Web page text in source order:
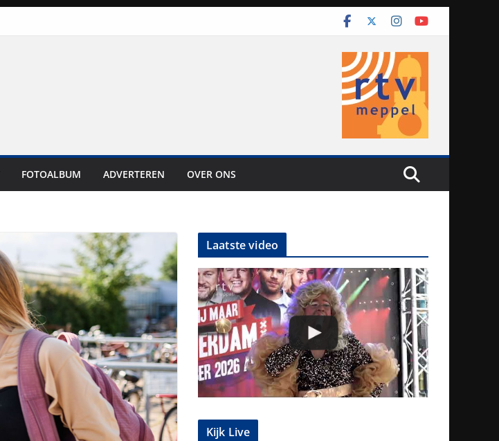
FOTOALBUM ADVERTEREN OVER ONS
Laatste video
Kijk Live